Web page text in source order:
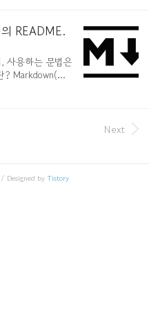
HTML, XML html Python python
일 python에 대한 코드 블록을 사
다. ``..
README.
사용하는 문법은
? Markdown(마
하는 문법이다.
로 변환이 가능
#### 4번째로
Next
/ Designed byTistory